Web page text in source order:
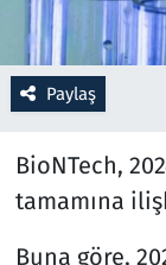
Paylaş
BioNTech,
tamamına
Buna göre,
Sağlık
Savunma
Seçim